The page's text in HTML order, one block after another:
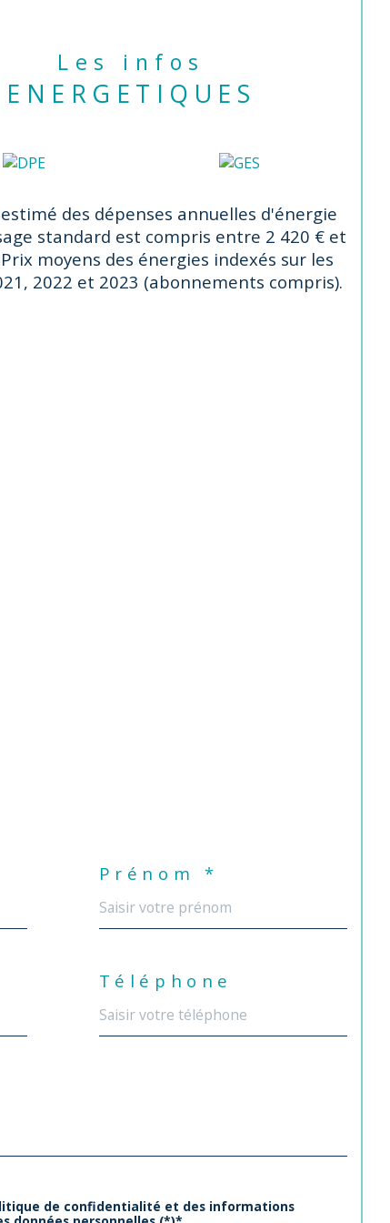
Les infos
ENERGETIQUES
des dépenses annuelles d'énergie
standard est compris entre 2 420 € et
moyens des énergies indexés sur les
2022 et 2023 (abonnements compris).
Prénom *
Téléphone
de confidentialité et des informations